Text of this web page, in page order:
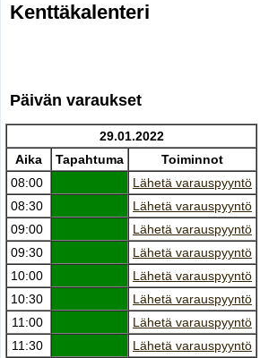
Kenttäkalenteri
Päivän varaukset
29.01.2022
Aika
Tapahtuma
Toiminnot
08:00
Lähetä varauspyyntö
08:30
Lähetä varauspyyntö
09:00
Lähetä varauspyyntö
09:30
Lähetä varauspyyntö
10:00
Lähetä varauspyyntö
10:30
Lähetä varauspyyntö
11:00
Lähetä varauspyyntö
11:30
Lähetä varauspyyntö